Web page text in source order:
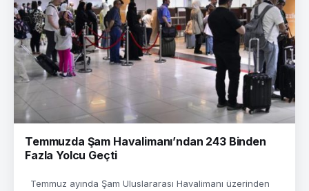
Temmuzda Şam Havalimanı’ndan 243 Binden
Fazla Yolcu Geçti
Temmuz ayında Şam Uluslararası Havalimanı üzerinden